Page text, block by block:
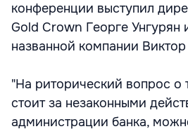
конференции выступил
Gold Crown Георге Унгурян
названной компании
"На риторический вопрос о
стоит за незаконными
администрации банка,